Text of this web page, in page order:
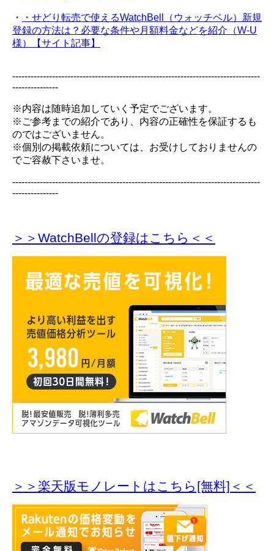
・
・せどり転売で使えるWatchBell（ウォッチベル）新規
登録の方法は？必要な条件や月額料金などを紹介（W-U
様）【サイト記事】
---------------------------------------------------------------------------------
---------------
※内容は随時追加していく予定でございます。
※ご参考までの紹介であり、内容の正確性を保証するも
のではございません。
※個別の掲載依頼については、お受けしておりませんの
でご容赦下さいませ。
---------------------------------------------------------------------------------
---------------
＞＞WatchBellの登録はこちら＜＜
＞＞楽天版モノレートはこちら[無料]＜＜